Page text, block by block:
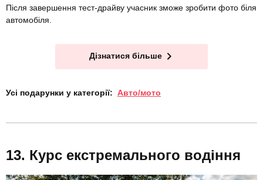
Після завершення тест-драйву учасник зможе зробити фото біля
автомобіля.
Дізнатися більше
Усі подарунки у категорії: Авто/мото
Курс екстремального водіння